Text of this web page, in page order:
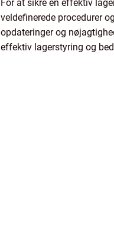
For at sikre en effektiv
veldefinerede procedurer
opdateringer og
effektiv lagerstyring og